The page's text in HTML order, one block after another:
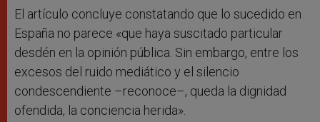
El artículo concluye constatando que lo sucedido en
España no parece «que haya suscitado particular
desdén en la opinión pública. Sin embargo, entre los
excesos del ruido mediático y el silencio
condescendiente –reconoce–, queda la dignidad
ofendida, la conciencia herida».